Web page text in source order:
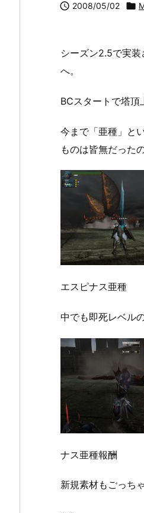
 2008/05/02 
シーズン2.5で実
へ。
BCスタートで塔頂
今まで「亜種」と
ものは皆無だった
エスピナス亜種
中でも即死レベル
ナス亜種報酬
新規素材もごっち